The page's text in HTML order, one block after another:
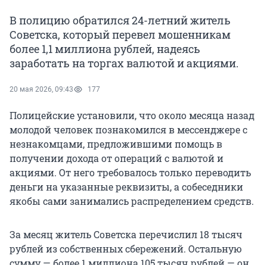
В полицию обратился 24-летний житель
Советска, который перевел мошенникам
более 1,1 миллиона рублей, надеясь
заработать на торгах валютой и акциями.
20 мая 2026, 09:43 177
Полицейские установили, что около месяца назад
молодой человек познакомился в мессенджере с
незнакомцами, предложившими помощь в
получении дохода от операций с валютой и
акциями. От него требовалось только переводить
деньги на указанные реквизиты, а собеседники
якобы сами занимались распределением средств.
За месяц житель Советска перечислил 18 тысяч
рублей из собственных сбережений. Остальную